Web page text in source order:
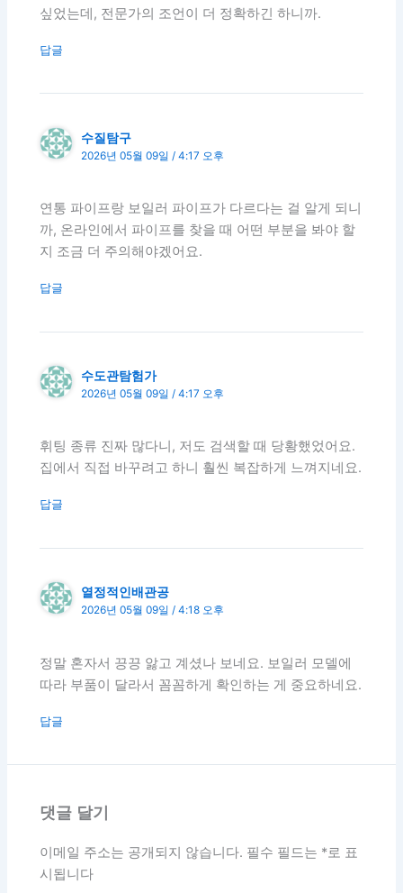
싶었는데, 전문가의 조언이 더 정확하긴 하니까.
답글
수질탐구
2026년 05월 09일 / 4:17 오후
연통 파이프랑 보일러 파이프가 다르다는 걸 알게 되니
까, 온라인에서 파이프를 찾을 때 어떤 부분을 봐야 할
지 조금 더 주의해야겠어요.
답글
수도관탐험가
2026년 05월 09일 / 4:17 오후
휘팅 종류 진짜 많다니, 저도 검색할 때 당황했었어요.
집에서 직접 바꾸려고 하니 훨씬 복잡하게 느껴지네요.
답글
열정적인배관공
2026년 05월 09일 / 4:18 오후
정말 혼자서 끙끙 앓고 계셨나 보네요. 보일러 모델에
따라 부품이 달라서 꼼꼼하게 확인하는 게 중요하네요.
답글
댓글 달기
이메일 주소는 공개되지 않습니다. 필수 필드는 *로 표
시됩니다